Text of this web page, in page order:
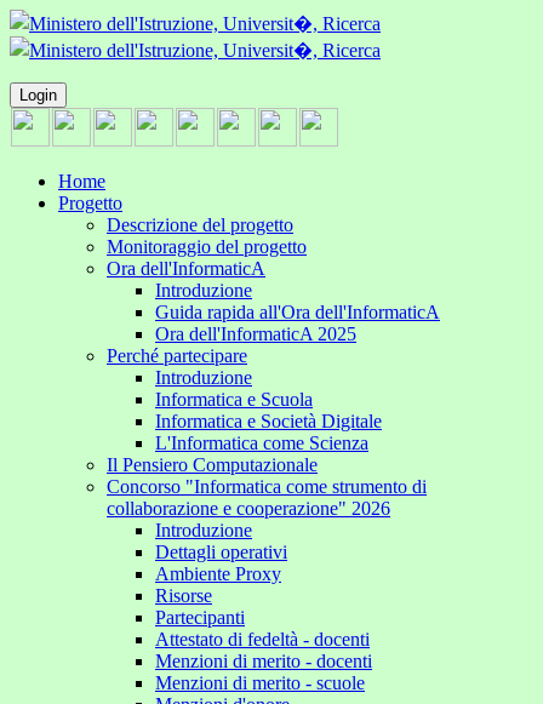
Login
Home
Progetto
Descrizione del progetto
Monitoraggio del progetto
Ora dell'InformaticA
Introduzione
Guida rapida all'Ora dell'InformaticA
Ora dell'InformaticA 2025
Perché partecipare
Introduzione
Informatica e Scuola
Informatica e Società Digitale
L'Informatica come Scienza
Il Pensiero Computazionale
Concorso "Informatica come strumento di
collaborazione e cooperazione" 2026
Introduzione
Dettagli operativi
Ambiente Proxy
Risorse
Partecipanti
Attestato di fedeltà - docenti
Menzioni di merito - docenti
Menzioni di merito - scuole